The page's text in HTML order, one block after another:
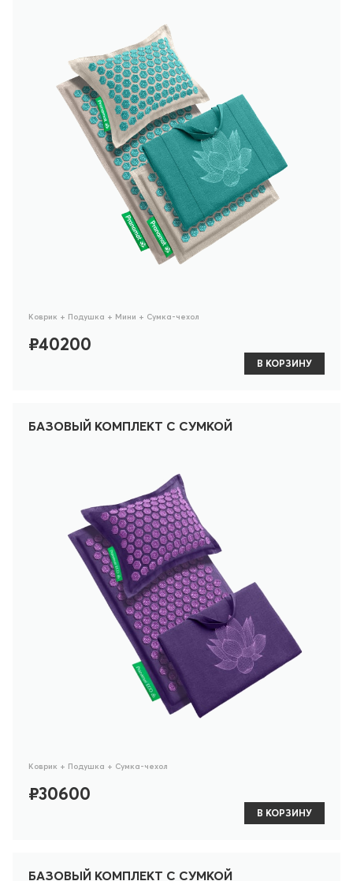
Коврик + Подушка + Мини + Сумка-чехол
₽40200
В КОРЗИНУ
БАЗОВЫЙ КОМПЛЕКТ С СУМКОЙ
Коврик + Подушка + Сумка-чехол
₽30600
В КОРЗИНУ
БАЗОВЫЙ КОМПЛЕКТ С СУМКОЙ